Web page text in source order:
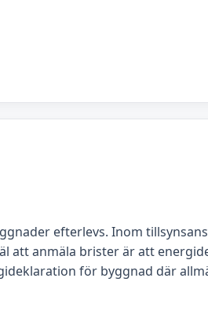
efterlevs. Inom
att anmäla brister är att
för byggnad där